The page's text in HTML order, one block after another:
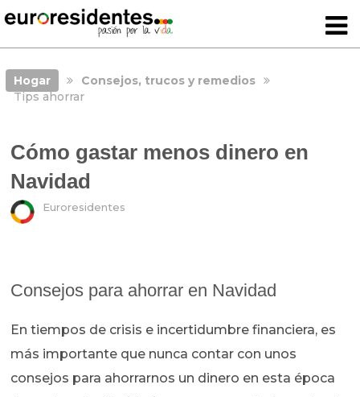
Hogar
Consejos, trucos y remedios
Tips ahorrar
Cómo gastar menos dinero en
Navidad
Euroresidentes
Consejos para ahorrar en Navidad
En tiempos de crisis e incertidumbre financiera, es
más importante que nunca contar con unos
consejos para ahorrarnos un dinero en esta época